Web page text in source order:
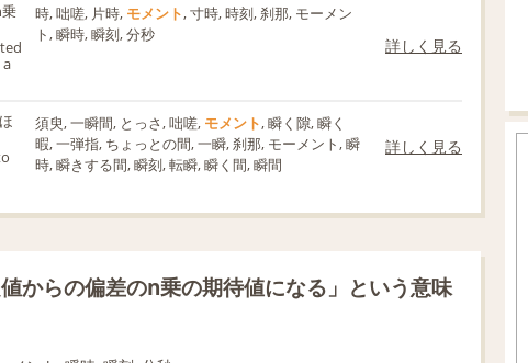
時, 咄嗟, 片時, モメント, 寸時, 時刻, 刹那, モーメン
ト, 瞬時, 瞬刻, 分秒
詳しく見る
須臾, 一瞬間, とっさ, 咄嗟, モメント, 瞬く隙, 瞬く
暇, 一弾指, ちょっとの間, 一瞬, 刹那, モーメント, 瞬
時, 瞬きする間, 瞬刻, 転瞬, 瞬く間, 瞬間
詳しく見る
からの偏差のn乗の期待値になる」という意味